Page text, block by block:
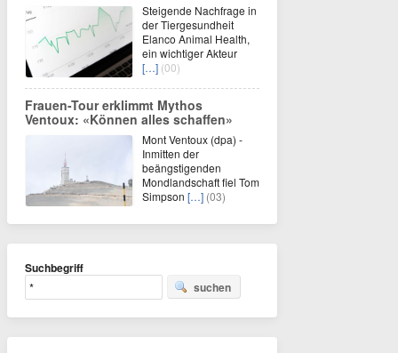
Steigende Nachfrage in
der Tiergesundheit
Elanco Animal Health,
ein wichtiger Akteur
[…] (00)
Frauen-Tour erklimmt Mythos
Ventoux: «Können alles schaffen»
Mont Ventoux (dpa) -
Inmitten der
beängstigenden
Mondlandschaft fiel Tom
Simpson […] (03)
Suchbegriff
suchen